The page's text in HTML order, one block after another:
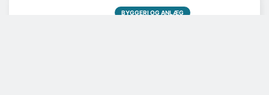
BYGGERI OG ANLÆG